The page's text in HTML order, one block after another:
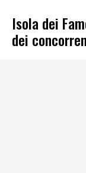
Isola dei
dei